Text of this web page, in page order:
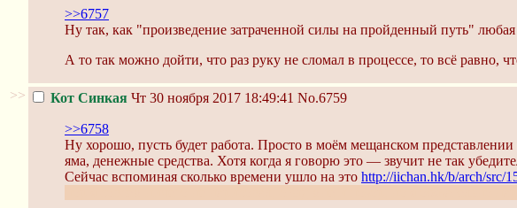
>>6757
Ну так, как "произведение затраченной силы на пройденный путь"
А то так можно дойти, что раз руку не сломал в процессе, то всё равно,
>> Кот Синкая Чт 30 ноября 2017 18:49:41 No.6759
>>6758
Ну хорошо, пусть будет работа. Просто в моём мещанском
яма, денежные средства. Хотя когда я говорю это — звучит не так
Сейчас вспоминая сколько времени ушло на это http://iichan.hk/b/arch/src/